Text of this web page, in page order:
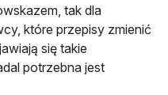
tak dla
które przepisy zmienić
się takie
potrzebna jest